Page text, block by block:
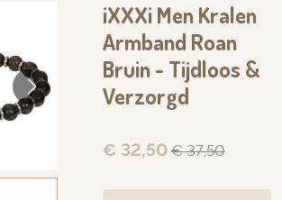
iXXXi Men Kralen
Armband Roan
Bruin - Tijdloos &
Verzorgd
€ 32,50 € 37,50